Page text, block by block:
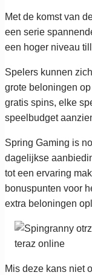
Met de komst van
een serie
een hoger niveau
Spelers kunnen
grote beloningen
gratis spins, elke
speelbudget
Spring Gaming is
dagelijkse
tot een ervaring
bonuspunten voor
extra beloningen
Mis deze kans niet